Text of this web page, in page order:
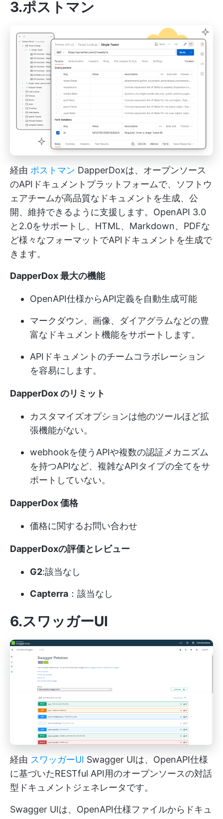
3.ポストマン
経由 ポストマン DapperDoxは、オープンソース
のAPIドキュメントプラットフォームで、ソフトウ
ェアチームが高品質なドキュメントを生成、公
開、維持できるように支援します。OpenAPI 3.0
と2.0をサポートし、HTML、Markdown、PDFな
ど様々なフォーマットでAPIドキュメントを生成で
きます。
DapperDox 最大の機能
OpenAPI仕様からAPI定義を自動生成可能
マークダウン、画像、ダイアグラムなどの豊
富なドキュメント機能をサポートします。
APIドキュメントのチームコラボレーション
を容易にします。
DapperDox のリミット
カスタマイズオプションは他のツールほど拡
張機能がない。
webhookを使うAPIや複数の認証メカニズム
を持つAPIなど、複雑なAPIタイプの全てをサ
ポートしていない。
DapperDox 価格
価格に関するお問い合わせ
DapperDoxの評価とレビュー
G2:該当なし
Capterra ：該当なし
6.スワッガーUI
経由 スワッガーUI Swagger UIは、OpenAPI仕様
に基づいたRESTful API用のオープンソースの対話
型ドキュメントジェネレータです。
Swagger UIは、OpenAPI仕様ファイルからドキュ